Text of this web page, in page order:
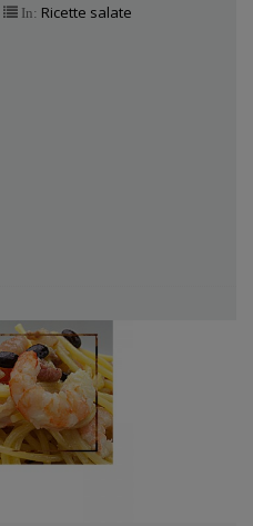
In: Ricette salate